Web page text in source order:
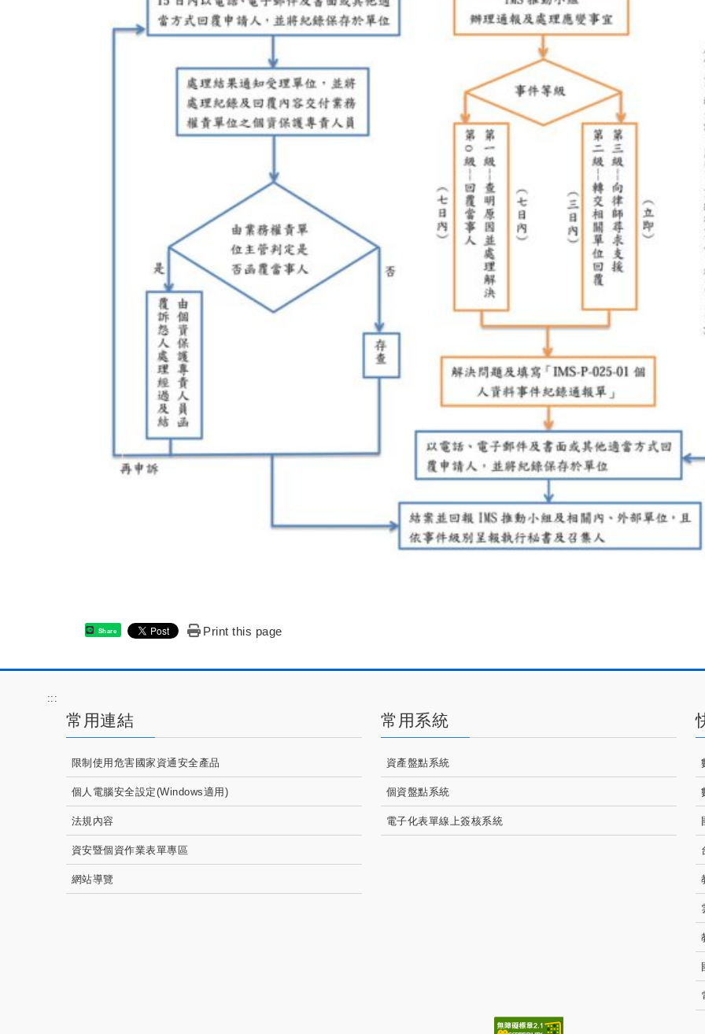
Share Print this page
:::
常用連結
限制使用危害國家資通安全產品
個人電腦安全設定(Windows適用)
法規內容
資安暨個資作業表單專區
網站導覽
常用系統
資產盤點系統
個資盤點系統
電子化表單線上簽核系統